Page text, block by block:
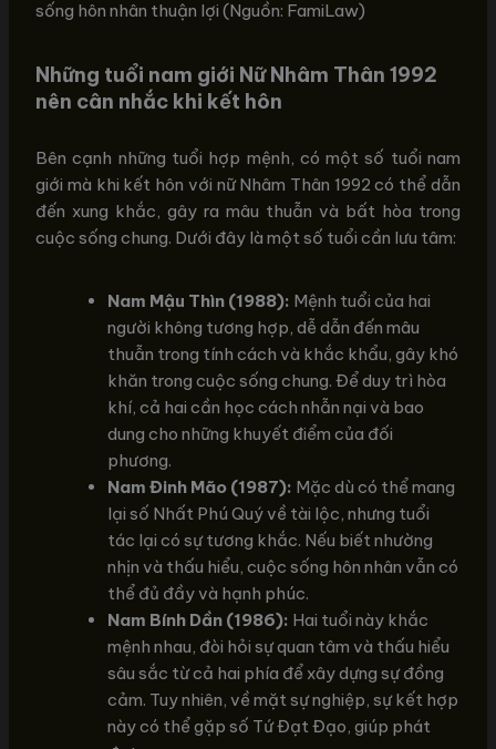
sống hôn nhân thuận lợi (Nguồn: FamiLaw)
Những tuổi nam giới Nữ Nhâm Thân 1992
nên cân nhắc khi kết hôn
Bên cạnh những tuổi hợp mệnh, có một số tuổi nam
giới mà khi kết hôn với nữ Nhâm Thân 1992 có thể dẫn
đến xung khắc, gây ra mâu thuẫn và bất hòa trong
cuộc sống chung. Dưới đây là một số tuổi cần lưu tâm:
Nam Mậu Thìn (1988): Mệnh tuổi của hai
người không tương hợp, dễ dẫn đến mâu
thuẫn trong tính cách và khắc khẩu, gây khó
khăn trong cuộc sống chung. Để duy trì hòa
khí, cả hai cần học cách nhẫn nại và bao
dung cho những khuyết điểm của đối
phương.
Nam Đinh Mão (1987): Mặc dù có thể mang
lại số Nhất Phú Quý về tài lộc, nhưng tuổi
tác lại có sự tương khắc. Nếu biết nhường
nhịn và thấu hiểu, cuộc sống hôn nhân vẫn có
thể đủ đầy và hạnh phúc.
Nam Bính Dần (1986): Hai tuổi này khắc
mệnh nhau, đòi hỏi sự quan tâm và thấu hiểu
sâu sắc từ cả hai phía để xây dựng sự đồng
cảm. Tuy nhiên, về mặt sự nghiệp, sự kết hợp
này có thể gặp số Tứ Đạt Đạo, giúp phát